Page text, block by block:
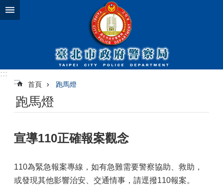
跳到主要內容區塊
:::
:::
首頁 跑馬燈
跑馬燈
宣導110正確報案觀念
110為緊急報案專線，如有急難需要警察協助、救助，
或發現其他影響治安、交通情事，請逕撥110報案。